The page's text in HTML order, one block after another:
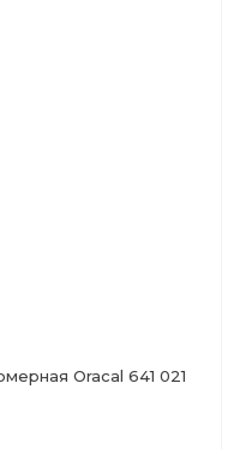
Oracal 641 021